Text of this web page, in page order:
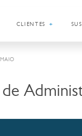
CLIENTES +